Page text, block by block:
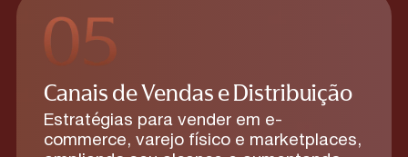
Canais de Vendas e Distribuição
Estratégias para vender em e-
commerce, varejo físico e marketplaces,